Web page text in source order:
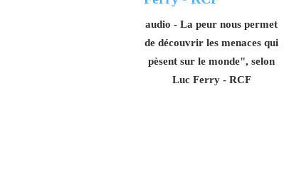
audio - La peur nous permet
de découvrir les menaces qui
pèsent sur le monde", selon
Luc Ferry - RCF